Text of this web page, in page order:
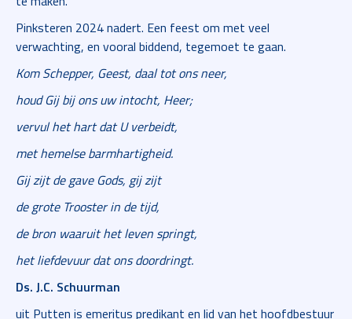
Pinksteren 2024 nadert. Een feest om met veel
verwachting, en vooral biddend, tegemoet te gaan.
Kom Schepper, Geest, daal tot ons neer,
houd Gij bij ons uw intocht, Heer;
vervul het hart dat U verbeidt,
met hemelse barmhartigheid.
Gij zijt de gave Gods, gij zijt
de grote Trooster in de tijd,
de bron waaruit het leven springt,
het liefdevuur dat ons doordringt.
Ds. J.C. Schuurman
uit Putten is emeritus predikant en lid van het hoofdbestuur